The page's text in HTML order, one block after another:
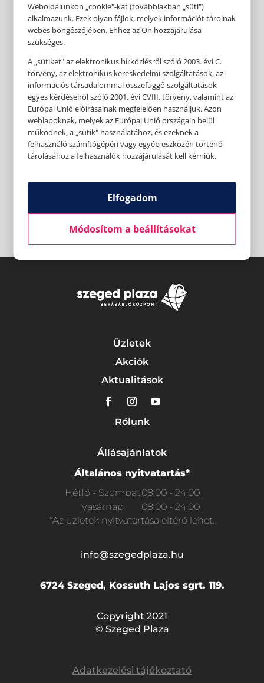
Üzletek
Akciók
Aktualitások
Rólunk
Állásajánlatok
Általános nyitvatartás*
Hétfő - Szombat08:00 - 24:00
Vasárnap
08:00 - 24:00
*Az üzletek nyitvatartása eltérő lehet.
info@szegedplaza.hu
6724 Szeged, Kossuth Lajos sgrt. 119.
Copyright 2021
© Szeged Plaza
Adatkezelési tájékoztató
Weboldalunkon „cookie"-kat (továbbiakban „süti")
alkalmazunk. Ezek olyan fájlok, melyek információt tárolnak
webes böngészőjében. Ehhez az Ön hozzájárulása
szükséges.
A „sütiket" az elektronikus hírközlésről szóló 2003. évi C.
törvény, az elektronikus kereskedelmi szolgáltatások, az
információs társadalommal összefüggő szolgáltatások
egyes kérdéseiről szóló 2001. évi CVIII. törvény, valamint az
Európai Unió előírásainak megfelelően használjuk. Azon
weblapoknak, melyek az Európai Unió országain belül
működnek, a „sütik" használatához, és ezeknek a
felhasználó számítógépén vagy egyéb eszközén történő
tárolásához a felhasználók hozzájárulását kell kérniük.
Elfogadom
Módosítom a beállításokat